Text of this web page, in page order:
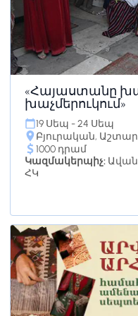
«Հայաստանը
խաչմերուկում»
19 Սեպ - 24 Սեպ
Բյուրական,
1000 դրամ
Կազմակերպիչ:
ՀԿ